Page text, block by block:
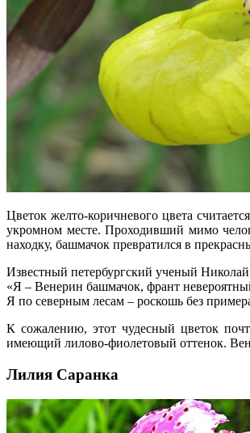
Цветок желто-коричневого цвета
укромном месте. Проходивший мимо
находку, башмачок превратился в
Известный петербургский ученый
«Я – Венерин башмачок, франт
Я по северным лесам – роскошь без
К сожалению, этот чудесный цветок
имеющий лилово-фиолетовый оттенок.
Лилия Саранка